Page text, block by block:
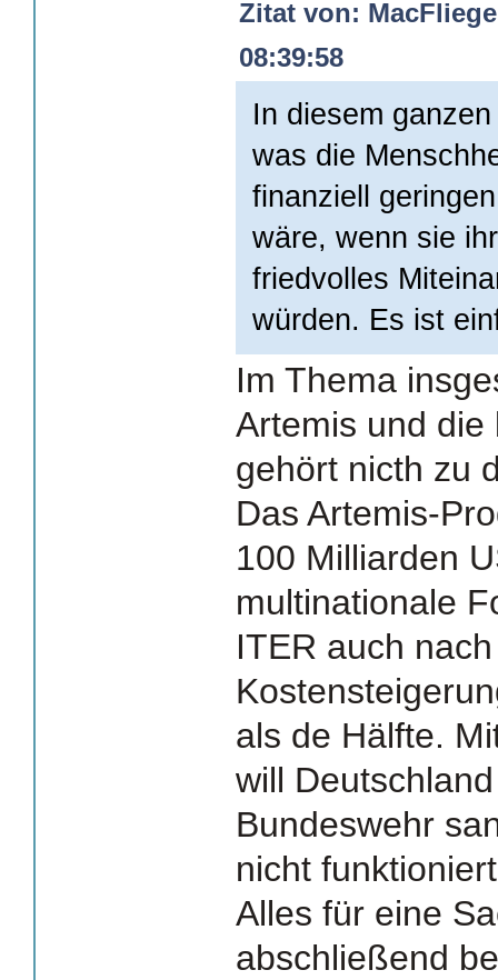
Zitat von:
08:39:58
In diesem
was die
finanziell
wäre, wenn sie
friedvolles
würden. Es ist
Im Thema
Artemis und
gehört nicth zu
Das Artemis-
100 Milliarden
multinationale
ITER auch
als de Hälfte.
will
Bundeswehr
nicht
Alles für eine
abschließend